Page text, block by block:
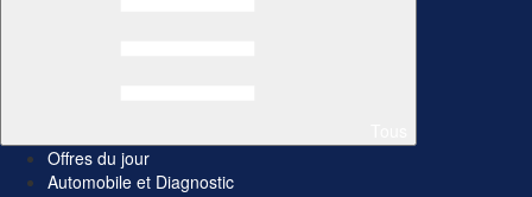
Offres du jour
Automobile et Diagnostic